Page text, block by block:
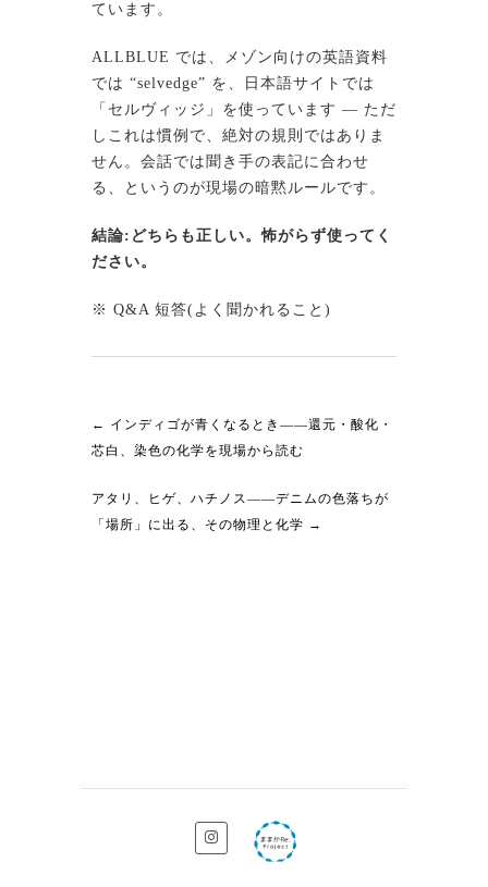
ています。
ALLBLUE では、メゾン向けの英語資料
では “selvedge” を、日本語サイトでは
「セルヴィッジ」を使っています ― ただ
しこれは慣例で、絶対の規則ではありま
せん。会話では聞き手の表記に合わせ
る、というのが現場の暗黙ルールです。
結論:どちらも正しい。怖がらず使ってく
ださい。
※ Q&A 短答(よく聞かれること)
← インディゴが青くなるとき——還元・酸化・
芯白、染色の化学を現場から読む
アタリ、ヒゲ、ハチノス——デニムの色落ちが
「場所」に出る、その物理と化学 →